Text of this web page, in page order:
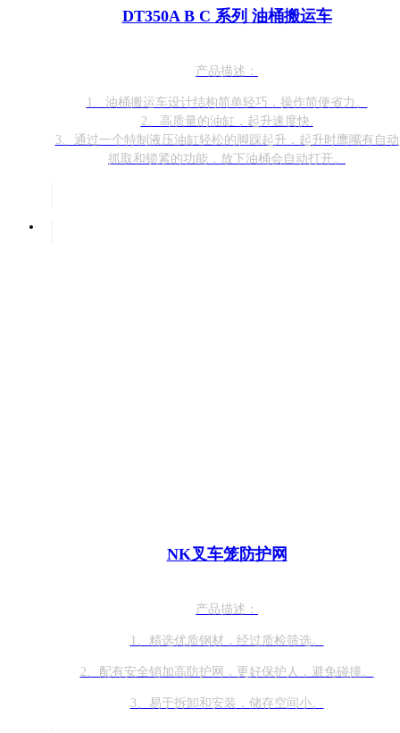
DT350A B C 系列 油桶搬运车
产品描述：
1、油桶搬运车设计结构简单轻巧，操作简便省力。
2、高质量的油缸，起升速度快.
3、通过一个特制液压油缸轻松的脚踩起升，起升时鹰嘴有自动
抓取和锁紧的功能，放下油桶会自动打开。
NK叉车笼防护网
产品描述：
1、精选优质钢材，经过质检筛选。
2、配有安全销加高防护网，更好保护人，避免碰撞。
3、易于拆卸和安装，储存空间小。